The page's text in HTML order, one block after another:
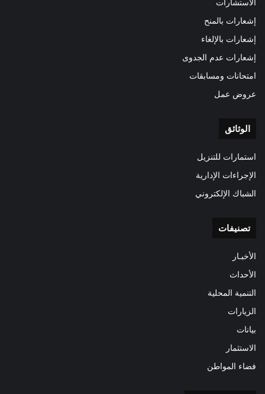
الاستشارات
إشعارات بالمنح
إشعارات بالإلغاء
إشعارات عدم الجدوى
امتحانات ومسابقات
عروض عمل
الوثائق
استمارات للتنزيل
الإجراءات الإدارية
الشباك الإلكتروني
تصنيفات
الأخبـار
الأحداث
التنمية المحلية
الزيارات
بيانات
الاستثمار
فضاء المواطن